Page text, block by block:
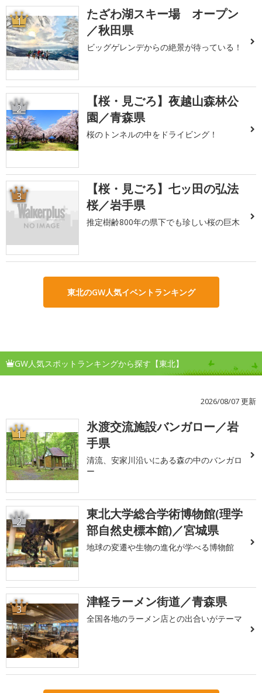
1
たざわ湖スキー場 オープン
／秋田県
ビッグゲレンデからの絶景が待っている！
2
【桜・見ごろ】夜越山森林公
園／青森県
桜のトンネルの中をドライビング！
3
【桜・見ごろ】七ッ田の弘法
桜／岩手県
推定樹齢800年の県下でも珍しい桜の巨木
東北のGW人気イベントランキング
GW人気スポットランキングから探す【東北】
2026/08/07 更新
1
氷渡交流施設バンガロー／岩
手県
清流、安家川沿いにある森の中のバンガロ
ー
2
東北大学総合学術博物館(理学
部自然史標本館)／宮城県
地球の変遷や生物の進化が学べる博物館
3 津軽ラーメン街道／青森県
全国各地のラーメン店との出合いがテーマ